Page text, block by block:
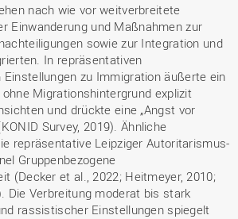
nach wie vor weitverbreitete
Einwanderung und Maßnahmen zur
sowie zur Integration und
In repräsentativen
Einstellungen zu Immigration äußerte ein
Migrationshintergrund explizit
und drückte eine „Angst vor
Survey, 2019). Ähnliche
repräsentative Leipziger Autoritarismus-
Gruppenbezogene
(Decker et al., 2022; Heitmeyer, 2010;
Die Verbreitung moderat bis stark
rassistischer Einstellungen spiegelt